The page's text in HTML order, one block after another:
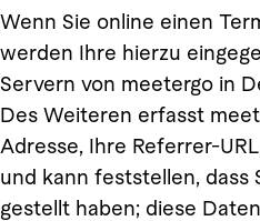
Wenn Sie online einen
werden Ihre hierzu
Servern von meetergo in
Des Weiteren erfasst
Adresse, Ihre Referrer-
und kann feststellen, dass
gestellt haben; diese